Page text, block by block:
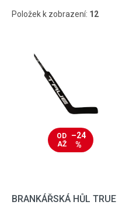
Položek k zobrazení: 12
OD
AŽ
–24
%
BRANKÁŘSKÁ HŮL TRUE